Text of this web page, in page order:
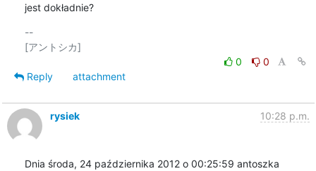
jest dokładnie?
--
0
0
Reply
attachment
rysiek 10:28 p.m.
Dnia środa, 24 października 2012 o 00:25:59 antoszka